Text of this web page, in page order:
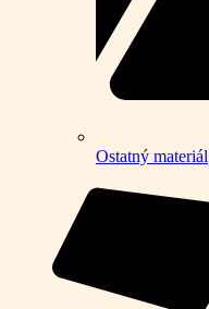
Ostatný materiál